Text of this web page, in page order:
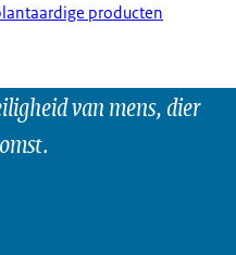
producten
van mens, dier